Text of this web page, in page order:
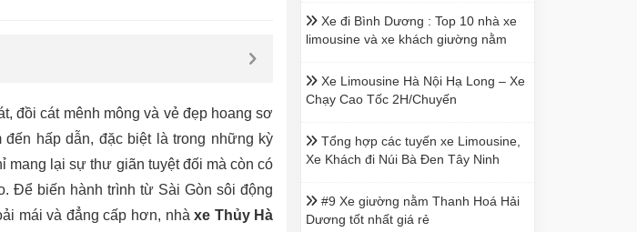
đồi cát mênh mông và vẻ đẹp hoang sơ
hấp dẫn, đặc biệt là trong những kỳ
mang lại sự thư giãn tuyệt đối mà còn có
Để biến hành trình từ Sài Gòn sôi động
mái và đẳng cấp hơn, nhàxe Thủy Hà
Xe đi Bình Dương : Top 10 nhà xe
limousine và xe khách giường nằm
Xe Limousine Hà Nội Hạ Long – Xe
Chạy Cao Tốc 2H/Chuyến
Tổng hợp các tuyến xe Limousine,
Xe Khách đi Núi Bà Đen Tây Ninh
#9 Xe giường nằm Thanh Hoá Hải
Dương tốt nhất giá rẻ